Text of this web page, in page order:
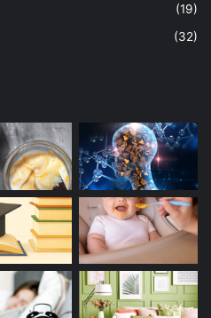
(19)
(32)